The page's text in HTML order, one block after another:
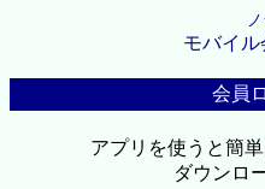
モバイル
会員
アプリを使うと簡
ダウンロ